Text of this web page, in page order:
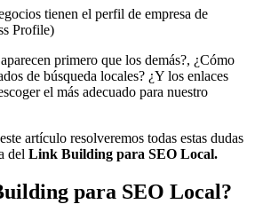
con
y
ejemplos
tienen el perfil de empresa de
Profile)
primero que los demás?, ¿Cómo
de búsqueda locales? ¿Y los enlaces
el más adecuado para nuestro
artículo resolveremos todas estas dudas
del Link Building para SEO Local.
para SEO Local?